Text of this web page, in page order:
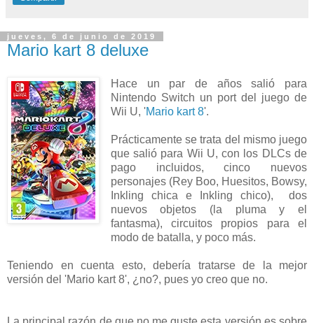
jueves, 6 de junio de 2019
Mario kart 8 deluxe
Hace un par de años salió para
Nintendo Switch un port del juego de
Wii U, 'Mario kart 8'.
Prácticamente se trata del mismo juego
que salió para Wii U, con los DLCs de
pago incluidos, cinco nuevos
personajes (Rey Boo, Huesitos, Bowsy,
Inkling chica e Inkling chico), dos
nuevos objetos (la pluma y el
fantasma), circuitos propios para el
modo de batalla, y poco más.
Teniendo en cuenta esto, debería tratarse de la mejor
versión del 'Mario kart 8', ¿no?, pues yo creo que no.